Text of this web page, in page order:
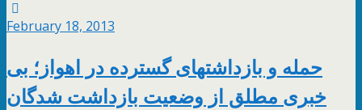
February 18, 2013
حمله و بازداشتهای گسترده در اهواز؛ بی
خبری مطلق از وضعیت بازداشت شدگان